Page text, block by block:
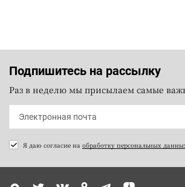
Подпишитесь на рассылку
Раз в неделю мы присылаем самые
Я даю согласие на обработку персональных